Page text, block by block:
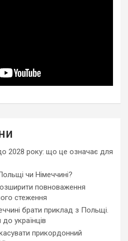
2028 року: що це означає для
чи Німеччині?
повноваження
стеження
брати приклад з Польщі.
українців
прикордонний